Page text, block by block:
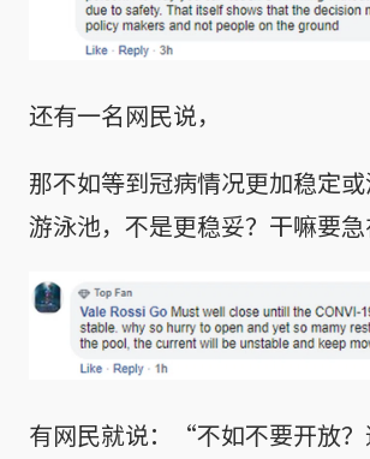
还有一名网民说，
那不如等到冠病情况更加稳定
游泳池，不是更稳妥？干嘛要急
有网民就说：“不如不要开放